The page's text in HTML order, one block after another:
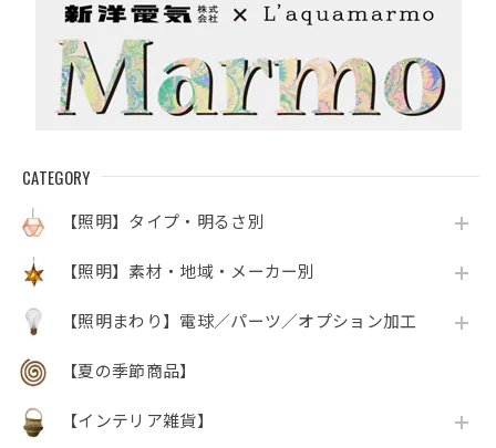
CATEGORY
【照明】タイプ・明るさ別
【照明】素材・地域・メーカー別
【照明まわり】電球／パーツ／オプション加工
【夏の季節商品】
【インテリア雑貨】